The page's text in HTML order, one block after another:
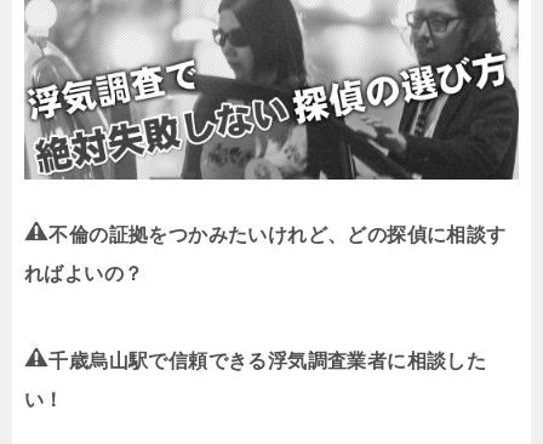
不倫の証拠をつかみたいけれど、どの探偵に相談す
ればよいの？
千歳烏山駅で信頼できる浮気調査業者に相談した
い！